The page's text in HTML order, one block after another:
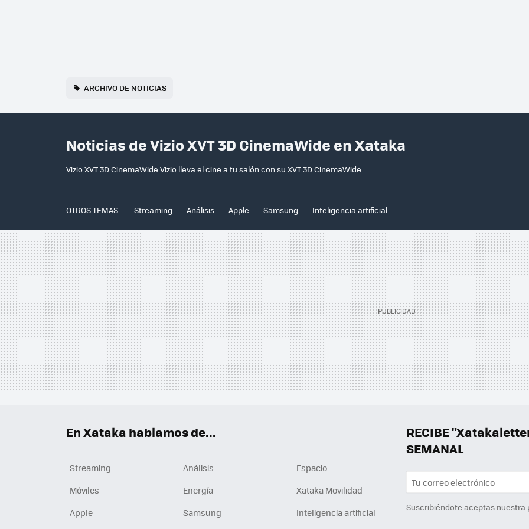
ARCHIVO DE NOTICIAS
Noticias de Vizio XVT 3D CinemaWide en Xataka
Vizio XVT 3D CinemaWide:Vizio lleva el cine a tu salón con su XVT 3D CinemaWide
OTROS TEMAS: Streaming Análisis Apple Samsung Inteligencia artificial
RECIBE
SEMANAL
Suscribiéndote aceptas nuestra
En Xataka hablamos de...
Streaming Análisis
Espacio
Móviles
Energía
Xataka Movilidad
Apple
Samsung Inteligencia artificial